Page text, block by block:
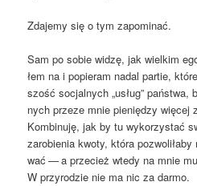
Zda­je­my się o tym zapominać.
Sam po sobie widzę, jak wiel­kim
łem na i popie­ram nadal par­tie,
szość socjal­nych „usług”
nych prze­ze mnie pie­nię­dzy wię­cej
Kom­bi­nu­ję, jak by tu wyko­rzy­stać
zaro­bie­nia kwo­ty, któ­ra
wać — a prze­cież wte­dy na mnie
W przy­ro­dzie nie ma nic za darmo.